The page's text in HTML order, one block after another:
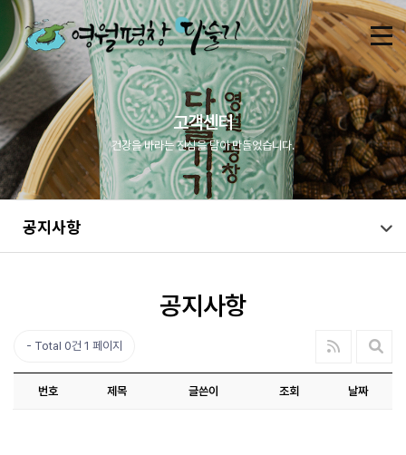
고객센터
건강을 바라는 진심을 담아 만들었습니다.
공지사항
공지사항
Total 0건 1 페이지
번호 제목 글쓴이 조회 날짜